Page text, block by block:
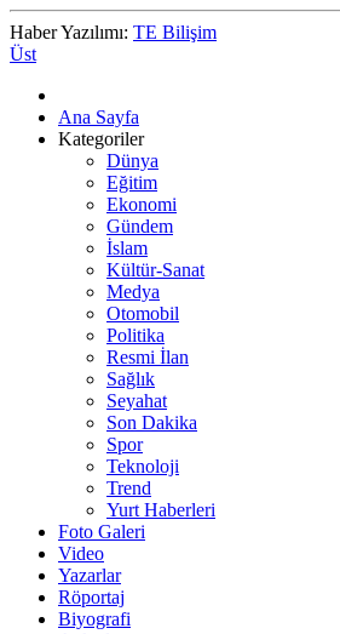
Haber Yazılımı: TE Bilişim
Üst
Ana Sayfa
Kategoriler
Dünya
Eğitim
Ekonomi
Gündem
İslam
Kültür-Sanat
Medya
Otomobil
Politika
Resmi İlan
Sağlık
Seyahat
Son Dakika
Spor
Teknoloji
Trend
Yurt Haberleri
Foto Galeri
Video
Yazarlar
Röportaj
Biyografi